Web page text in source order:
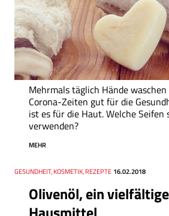
Mehrmals täglich Hände
Corona-Zeiten gut für die
ist es für die Haut. Welche Seifen
verwenden?
MEHR
Olivenöl, ein
Thema
GESUNDHEIT, KOSMETIK, REZEPTE
Datum 16.02.2018